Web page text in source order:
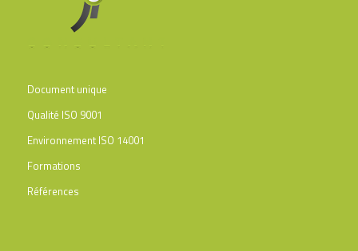
Document unique
Qualité ISO 9001
Environnement ISO 14001
Formations
Références